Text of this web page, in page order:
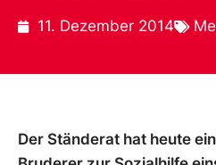
11. Dezember 2014
Der Ständerat hat heute